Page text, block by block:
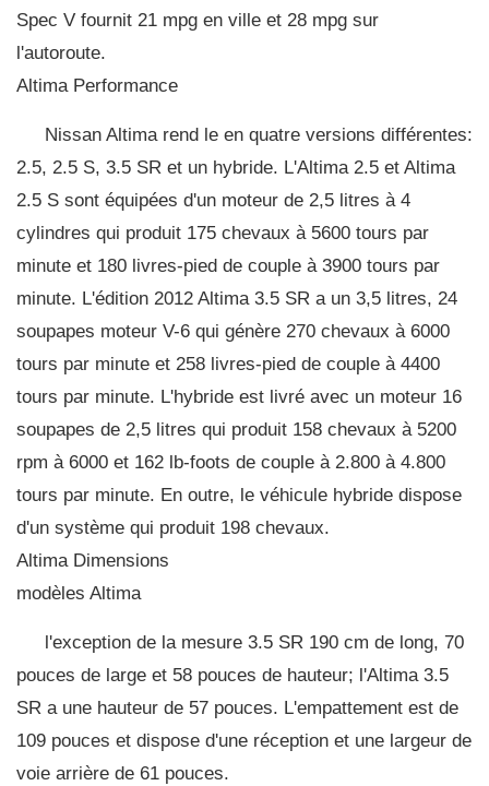
Spec V fournit 21 mpg en ville et 28 mpg sur
l'autoroute.
Altima Performance
Nissan Altima rend le en quatre versions différentes:
2.5, 2.5 S, 3.5 SR et un hybride. L'Altima 2.5 et Altima
2.5 S sont équipées d'un moteur de 2,5 litres à 4
cylindres qui produit 175 chevaux à 5600 tours par
minute et 180 livres-pied de couple à 3900 tours par
minute. L'édition 2012 Altima 3.5 SR a un 3,5 litres, 24
soupapes moteur V-6 qui génère 270 chevaux à 6000
tours par minute et 258 livres-pied de couple à 4400
tours par minute. L'hybride est livré avec un moteur 16
soupapes de 2,5 litres qui produit 158 ​​chevaux à 5200
rpm à 6000 et 162 lb-foots de couple à 2.800 à 4.800
tours par minute. En outre, le véhicule hybride dispose
d'un système qui produit 198 chevaux.
Altima Dimensions
modèles Altima
l'exception de la mesure 3.5 SR 190 cm de long, 70
pouces de large et 58 pouces de hauteur; l'Altima 3.5
SR a une hauteur de 57 pouces. L'empattement est de
109 pouces et dispose d'une réception et une largeur de
voie arrière de 61 pouces.